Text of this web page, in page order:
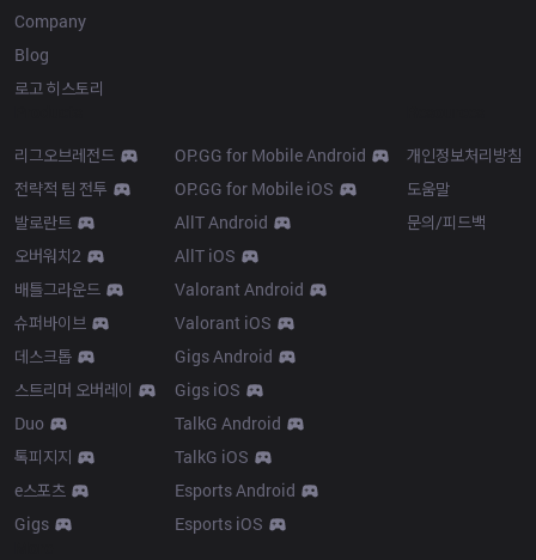
Company
Blog
로고 히스토리
리그오브레전드
전략적 팀 전투
발로란트
오버워치2
배틀그라운드
슈퍼바이브
데스크톱
스트리머 오버레이
Duo
톡피지지
e스포츠
Gigs
OP.GG for Mobile Android
OP.GG for Mobile iOS
AllT Android
AllT iOS
Valorant Android
Valorant iOS
Gigs Android
Gigs iOS
TalkG Android
TalkG iOS
Esports Android
Esports iOS
개인정보처리방침
도움말
문의/피드백